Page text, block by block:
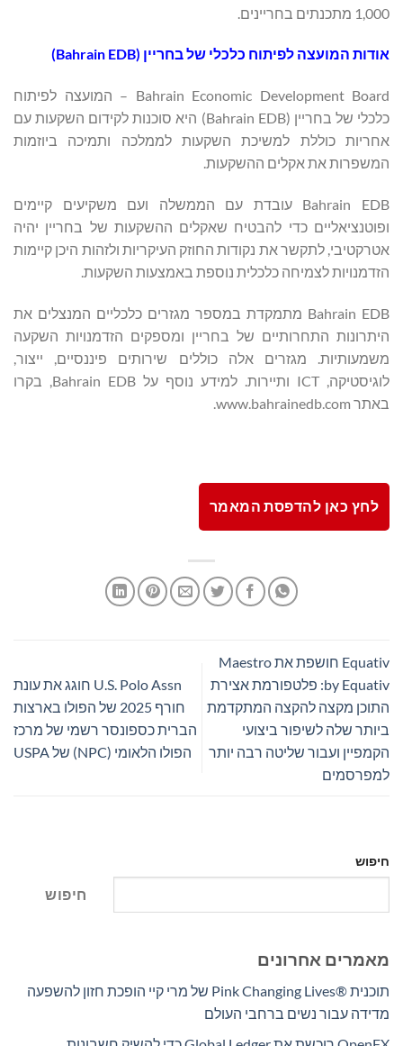
1,000 מתכנתים בחריינים.
אודות המועצה לפיתוח כלכלי של בחריין (Bahrain EDB)
Bahrain Economic Development Board – המועצה לפיתוח
כלכלי של בחריין (Bahrain EDB) היא סוכנות לקידום השקעות עם
אחריות כוללת למשיכת השקעות לממלכה ותמיכה ביוזמות
המשפרות את אקלים ההשקעות.
Bahrain EDB עובדת עם הממשלה ועם משקיעים קיימים
ופוטנציאליים כדי להבטיח שאקלים ההשקעות של בחריין יהיה
אטרקטיבי, לתקשר את נקודות החוזק העיקריות ולזהות היכן קיימות
הזדמנויות לצמיחה כלכלית נוספת באמצעות השקעות.
Bahrain EDB מתמקדת במספר מגזרים כלכליים המנצלים את
היתרונות התחרותיים של בחריין ומספקים הזדמנויות השקעה
משמעותיות. מגזרים אלה כוללים שירותים פיננסיים, ייצור,
לוגיסטיקה, ICT ותיירות. למידע נוסף על Bahrain EDB, בקרו
באתר www.bahrainedb.com.
לחץ כאן להדפסת המאמר
Equativ חושפת את Maestro
by Equativ: פלטפורמת אצירת
התוכן מקצה להקצה המתקדמת
ביותר שלה לשיפור ביצועי
הקמפיין ועבור שליטה רבה יותר
למפרסמים
U.S. Polo Assn חוגג את עונת
חורף 2025 של הפולו בארצות
הברית כספונסר רשמי של מרכז
הפולו הלאומי (NPC) של USPA
חיפוש
חיפוש
מאמרים אחרונים
תוכנית Pink Changing Lives®‎ של מרי קיי הופכת חזון להשפעה
מדידה עבור נשים ברחבי העולם